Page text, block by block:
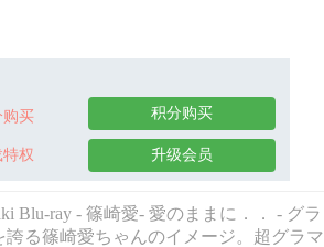
购买
权
积分购买
升级会员
Blu-ray - 篠崎愛- 愛のままに．． - グラ
誇る篠崎愛ちゃんのイメージ。超グラマ